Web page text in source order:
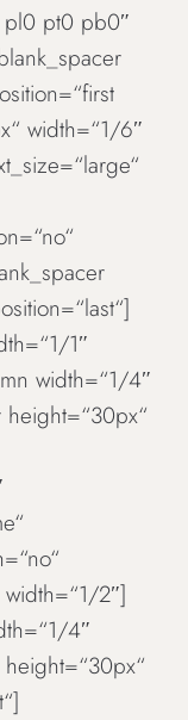
pt0 pb0″
width=“1/6″
1″
width=“1/4″
2″]
4″